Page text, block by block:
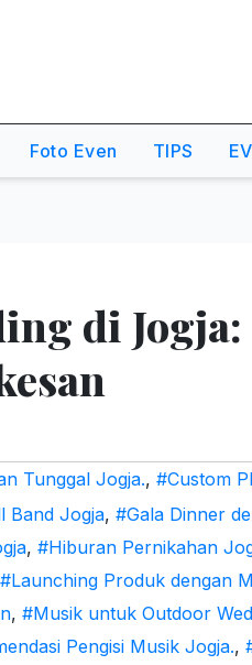
Foto Even TIPS
di
Tunggal Jogja., #Custom
Band Jogja, #Gala Dinner
, #Hiburan Pernikahan
#Launching Produk dengan
, #Musik untuk Outdoor
Pengisi Musik Jogja.,